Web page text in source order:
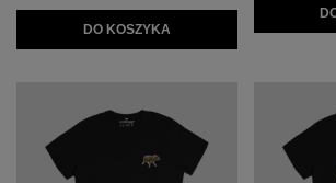
DO KOSZYKA